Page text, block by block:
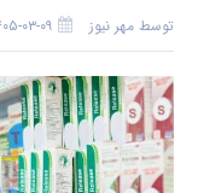
توسط مهر نیوز ۱۴۰۵-۰۳-